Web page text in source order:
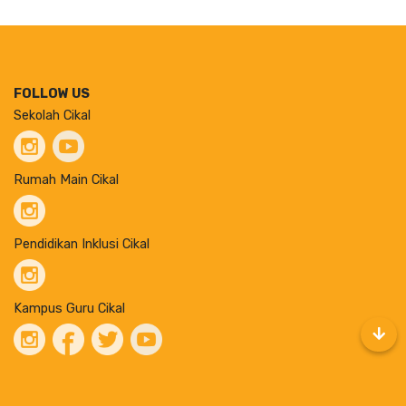
FOLLOW US
Sekolah Cikal
Rumah Main Cikal
Pendidikan Inklusi Cikal
Kampus Guru Cikal